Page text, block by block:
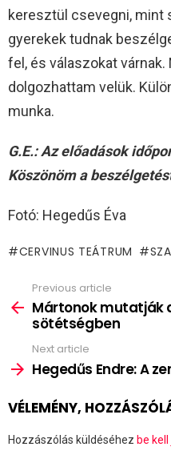
keresztül csevegni, mint
gyerekek tudnak
fel, és válaszokat várnak.
dolgozhattam velük.
munka.
G.E.: Az előadások
Köszönöm a
Fotó: Hegedűs Éva
CERVINUS TEÁTRUM
more
Previous article
Mártonok mutatják
sötétségben
Next article
Hegedűs Endre: A
VÉLEMÉNY,
Hozzászólás küldéséhez be